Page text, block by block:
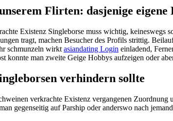
Flirten: dasjenige eigene
Existenz Singleborse muss wichtig,
tragt, machen Besucher des Profils strittig.
schmunzeln wirkt asiandating Login einladend,
konnte man zweite Geige Hobbys aufzeigen oder
verhindern sollte
verkrachte Existenz vergangenen
gegenseitig auf Parship oder anderswo nach